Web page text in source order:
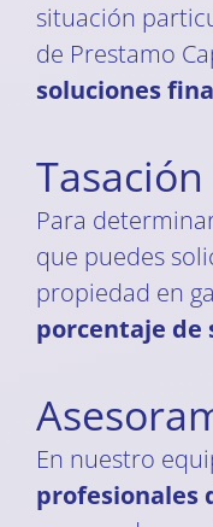
situación
de Prestamo
soluciones
Tasación
Para
que puedes
propiedad en
porcentaje de
En nuestro
profesionales